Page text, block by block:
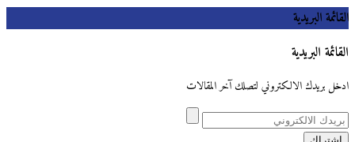
القائمة البريدية
القائمة البريدية
ادخل بريدك الالكتروني لتصلك آخر المقالات